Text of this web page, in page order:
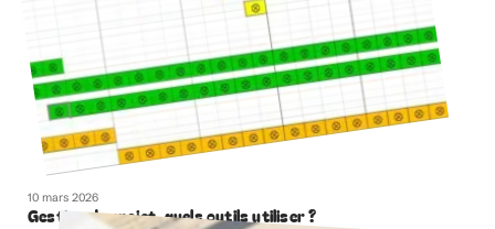
10 mars 2026
Gestion de projet, quels outils utiliser ?